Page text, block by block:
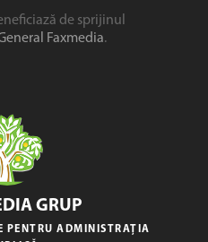
de sprijinul
Faxmedia.
GRUP
PENTRU ADMINISTRAȚIA